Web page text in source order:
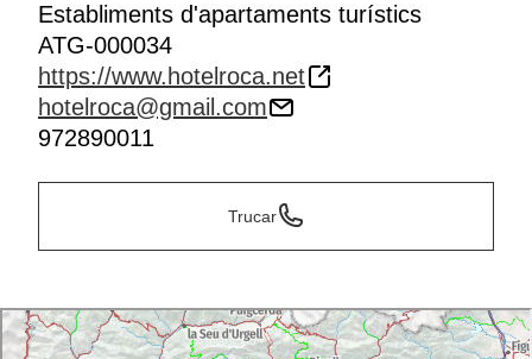
Establiments d'apartaments turístics
ATG-000034
https://www.hotelroca.net
hotelroca@gmail.com
972890011
Trucar